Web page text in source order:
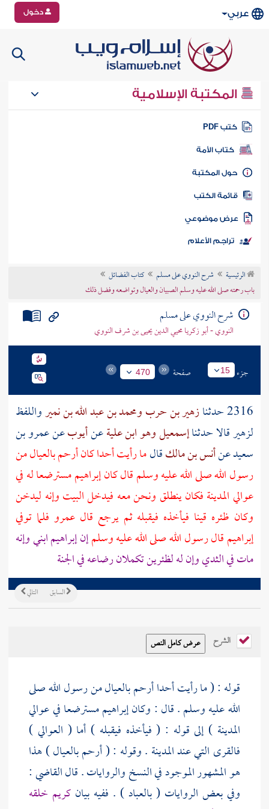
عربي دخول
المكتبة الإسلامية
كتب PDF
كتاب الأمة
المكتبة
الكتب
موضوعي
تراجم الأعلام
الرئيسية شرح النووي على مسلم
كتاب الفضائل
باب رحمته صلى الله عليه وسلم الصبيان والعيال وتواضعه وفضل ذلك
شرح النووي على مسلم
النووي - أبو زكريا محيي الدين يحيى بن شرف النووي
جزء 15 صفحة 470
2316 حدثنا زهير بن حربومحمد بن عبد الله بن نميرواللفظ
لزهيرقالا حدثناإسمعيل وهو ابن عليةعنأيوبعنعمرو بن
سعيدعنأنس بن مالكقالما رأيت أحدا كان أرحم بالعيال من
رسول الله صلى الله عليه وسلم قال كانإبراهيممسترضعا له في
عواليالمدينةفكان ينطلق ونحن معه فيدخل البيت وإنه ليدخن
وكان ظئره قينا فيأخذه فيقبله ثم يرجع قالعمرو فلما توفي
إبراهيمقال رسول الله صلى الله عليه وسلمإنإبراهيمابني وإنه
مات في الثدي وإن له لظئرين تكملان رضاعه في الجنة
التالي السابق
الشرح
قوله : ( ما رأيت أحدا أرحم بالعيال من رسول الله صلى
الله عليه وسلم . قال : وكانإبراهيممسترضعا فيعوالي
المدينة ) إلى قوله : ( فيأخذه فيقبله ) أما ( العوالي )
فالقرى التي عندالمدينة . وقوله : ( أرحم بالعيال ) هذا
هو المشهور الموجود في النسخ والروايات . قال القاضي :
وفي بعض الروايات ( بالعباد ) . ففيه بيان كريم خلقه